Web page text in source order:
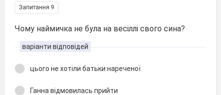
Запитання 9
Чому наймичка не була на весіллі свого сина?
варіанти відповідей
цього не хотіли батьки нареченої
Ганна відмовилась прийти